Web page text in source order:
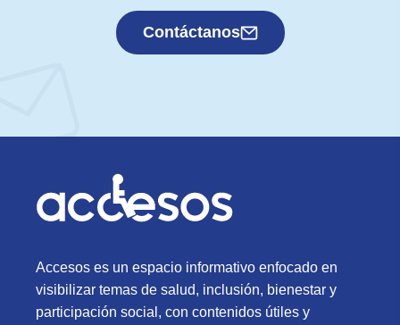
Contáctanos
Accesos es un espacio informativo enfocado en
visibilizar temas de salud, inclusión, bienestar y
participación social, con contenidos útiles y